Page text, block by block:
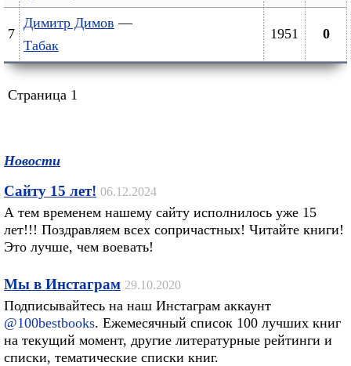
7
Димитр Димов —
Табак
1951 0
Страница 1
Новости
Сайту 15 лет! 06.12.2024
А тем временем нашему сайту исполнилось уже 15
лет!!! Поздравляем всех сопричастных! Читайте книги!
Это лучше, чем воевать!
Мы в Инстаграм 29.10.2020
Подписывайтесь на наш Инстаграм аккаунт
@100bestbooks. Ежемесячный список 100 лучших книг
на текущий момент, другие литературные рейтинги и
списки, тематические списки книг.